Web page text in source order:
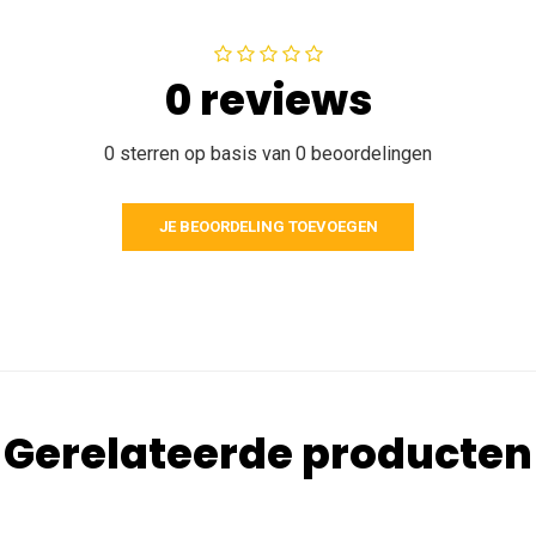
0 reviews
0 sterren op basis van 0 beoordelingen
JE BEOORDELING TOEVOEGEN
Gerelateerde producten